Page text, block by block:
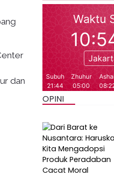
dan
OPINI